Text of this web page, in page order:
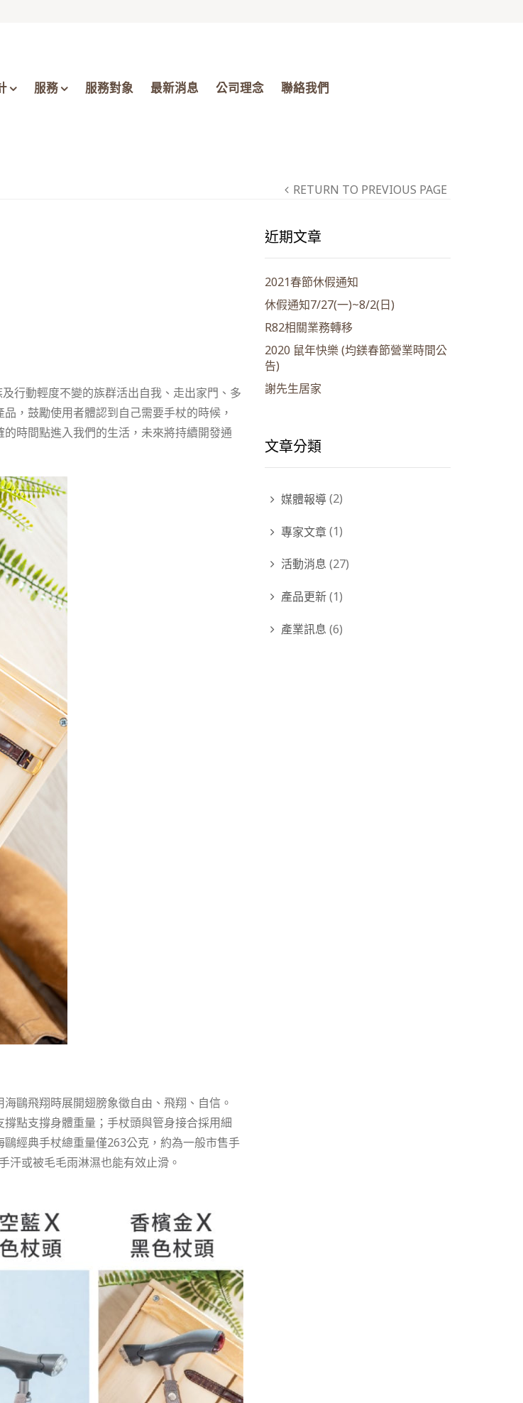
服務 服務對象 最新消息 公司理念 聯絡我們
RETURN TO PREVIOUS PAGE
行動輕度不變的族群活出自我、走出家門、 多
，鼓勵使用者體認到自己需要手杖的時候，
時間點進入我們的生活， 未來將持續開發通
鷗飛翔時展開翅膀象徵自由、飛翔、自信。
點支撐身體重量；手杖頭與管身接合採用細
經典手杖總重量僅263公克，約為一般市售手
汗或被毛毛雨淋濕也能有效止滑。
近期文章
2021春節休假通知
休假通知7/27(一)~8/2(日)
R82相關業務轉移
2020 鼠年快樂 (均鎂春節營業時間公
告)
謝先生居家
文章分類
媒體報導(2)
專家文章(1)
活動消息 (27)
產品更新(1)
產業訊息 (6)